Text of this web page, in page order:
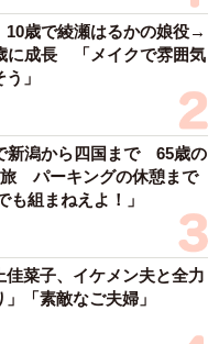
10歳で綾瀬はるかの娘役→
に成長 「メイクで雰囲気
」
新潟から四国まで 65歳の
パーキングの休憩まで
組まねえよ！」
佳菜子、イケメン夫と全力
「素敵なご夫婦」